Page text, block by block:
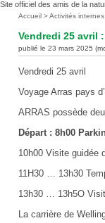
Site officiel des amis de la
Vous
ici
:
Accueil >Activités internes
Vendredi 25 avril
publié le 23 mars 2025
Vendredi 25 avril
Voyage Arras pays
ARRAS possède
Départ : 8h00
10h00 Visite guidée
11H30 … 13h30
13h30 … 13h5O
La carrière de